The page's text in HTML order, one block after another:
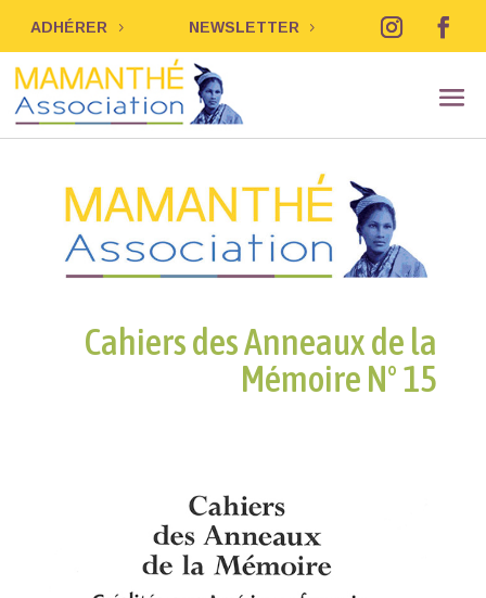
ADHÉRER NEWSLETTER
Cahiers des Anneaux de la
Mémoire N° 15